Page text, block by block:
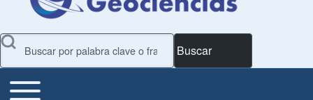
Buscar
Main Menu
Toggle main menu